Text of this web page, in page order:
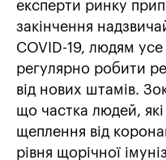
експерти ринку
закінчення
COVID-19, людям
регулярно робити
від нових штамів.
що частка людей,
щеплення від
рівня щорічної